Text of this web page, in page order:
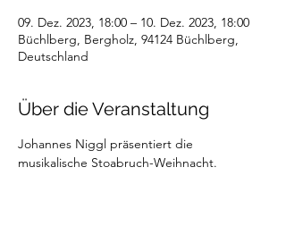
09. Dez. 2023, 18:00 – 10. Dez. 2023, 18:00
Büchlberg, Bergholz, 94124 Büchlberg,
Deutschland
Über die Veranstaltung
Johannes Niggl präsentiert die
musikalische Stoabruch-Weihnacht.